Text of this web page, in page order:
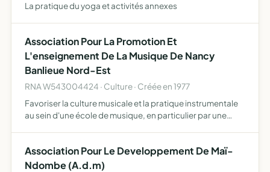
La pratique du yoga et activités annexes
Association Pour La Promotion Et
L'enseignement De La Musique De Nancy
Banlieue Nord-Est
RNA W543004424 · Culture · Créée en 1977
Favoriser la culture musicale et la pratique instrumentale
au sein d'une école de musique, en particulier par une
Association Pour Le Developpement De Maï-
Ndombe (A.d.m)